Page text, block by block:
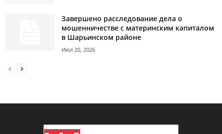
Завершено расследование дела о
мошенничестве с материнским капиталом
в Шарьинском районе
Июл 20, 2026